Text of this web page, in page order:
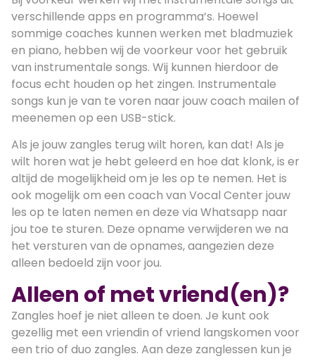
verschillende apps en programma’s. Hoewel
sommige coaches kunnen werken met bladmuziek
en piano, hebben wij de voorkeur voor het gebruik
van instrumentale songs. Wij kunnen hierdoor de
focus echt houden op het zingen. Instrumentale
songs kun je van te voren naar jouw coach mailen of
meenemen op een USB-stick.
Als je jouw zangles terug wilt horen, kan dat! Als je
wilt horen wat je hebt geleerd en hoe dat klonk, is er
altijd de mogelijkheid om je les op te nemen. Het is
ook mogelijk om een coach van Vocal Center jouw
les op te laten nemen en deze via Whatsapp naar
jou toe te sturen. Deze opname verwijderen we na
het versturen van de opnames, aangezien deze
alleen bedoeld zijn voor jou.
Alleen of met vriend(en)?
Zangles hoef je niet alleen te doen. Je kunt ook
gezellig met een vriendin of vriend langskomen voor
een trio of duo zangles. Aan deze zanglessen kun je